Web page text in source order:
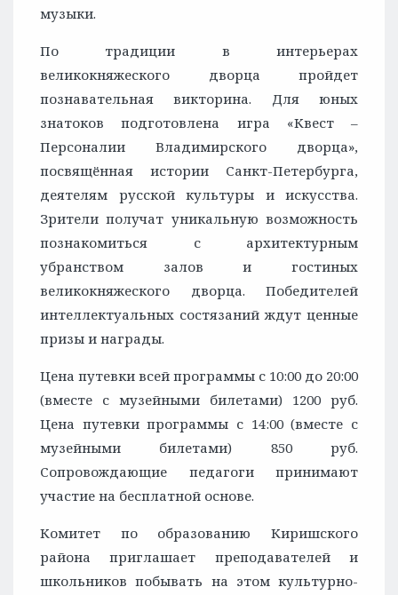
музыки.
По традиции в интерьерах
великокняжеского дворца пройдет
познавательная викторина. Для юных
знатоков подготовлена игра «Квест –
Персоналии Владимирского дворца»,
посвящённая истории Санкт-Петербурга,
деятелям русской культуры и искусства.
Зрители получат уникальную возможность
познакомиться с архитектурным
убранством залов и гостиных
великокняжеского дворца. Победителей
интеллектуальных состязаний ждут ценные
призы и награды.
Цена путевки всей программы с 10:00 до 20:00
(вместе с музейными билетами) 1200 руб.
Цена путевки программы с 14:00 (вместе с
музейными билетами) 850 руб.
Сопровождающие педагоги принимают
участие на бесплатной основе.
Комитет по образованию Киришского
района приглашает преподавателей и
школьников побывать на этом культурно-